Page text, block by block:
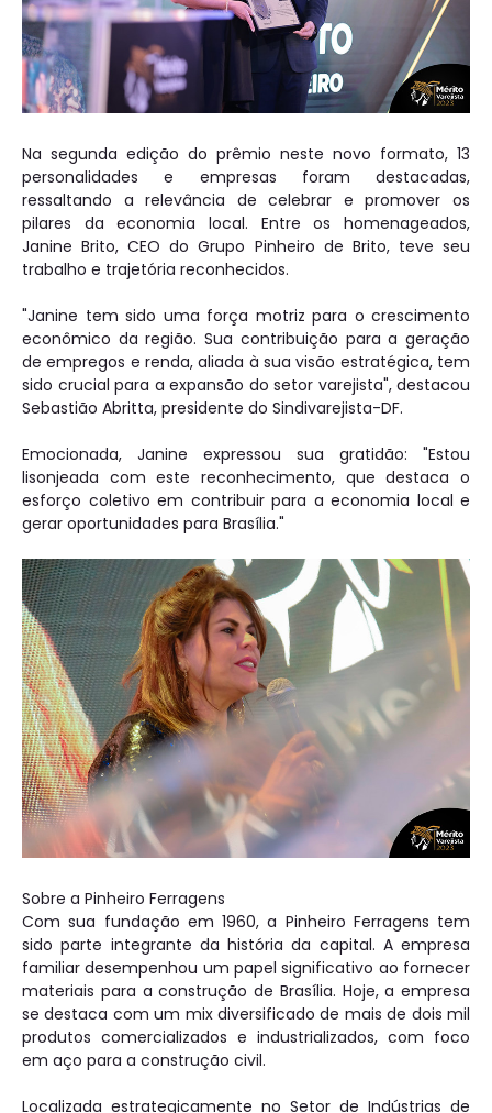
Na segunda edição do prêmio neste novo formato, 13
personalidades e empresas foram destacadas,
ressaltando a relevância de celebrar e promover os
pilares da economia local. Entre os homenageados,
Janine Brito, CEO do Grupo Pinheiro de Brito, teve seu
trabalho e trajetória reconhecidos.
"Janine tem sido uma força motriz para o crescimento
econômico da região. Sua contribuição para a geração
de empregos e renda, aliada à sua visão estratégica, tem
sido crucial para a expansão do setor varejista", destacou
Sebastião Abritta, presidente do Sindivarejista-DF.
Emocionada, Janine expressou sua gratidão: "Estou
lisonjeada com este reconhecimento, que destaca o
esforço coletivo em contribuir para a economia local e
gerar oportunidades para Brasília."
Sobre a Pinheiro Ferragens
Com sua fundação em 1960, a Pinheiro Ferragens tem
sido parte integrante da história da capital. A empresa
familiar desempenhou um papel significativo ao fornecer
materiais para a construção de Brasília. Hoje, a empresa
se destaca com um mix diversificado de mais de dois mil
produtos comercializados e industrializados, com foco
em aço para a construção civil.
Localizada estrategicamente no Setor de Indústrias de